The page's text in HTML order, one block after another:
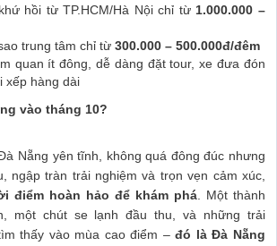
hồi từ TP.HCM/Hà Nội chỉ từ 1.000.000 –
trung tâm chỉ từ 300.000 – 500.000đ/đêm
quan ít đông, dễ dàng đặt tour, xe đưa đón
xếp hàng dài
vào tháng 10?
Nẵng yên tĩnh, không quá đông đúc nhưng
ngập tràn trải nghiệm và trọn vẹn cảm xúc,
điểm hoàn hảo để khám phá . Một thành
một chút se lạnh đầu thu, và những trải
thấy vào mùa cao điểm –đó là Đà Nẵng